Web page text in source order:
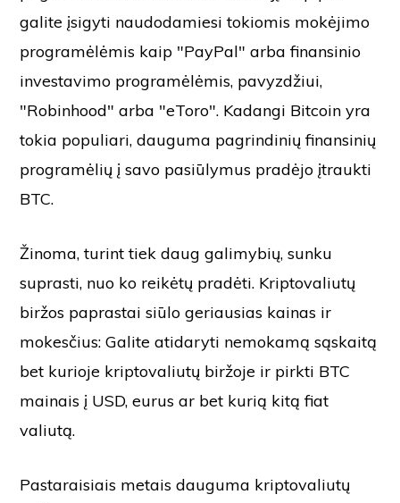
galite įsigyti naudodamiesi tokiomis mokėjimo
programėlėmis kaip "PayPal" arba finansinio
investavimo programėlėmis, pavyzdžiui,
"Robinhood" arba "eToro". Kadangi Bitcoin yra
tokia populiari, dauguma pagrindinių finansinių
programėlių į savo pasiūlymus pradėjo įtraukti
BTC.
Žinoma, turint tiek daug galimybių, sunku
suprasti, nuo ko reikėtų pradėti. Kriptovaliutų
biržos paprastai siūlo geriausias kainas ir
mokesčius: Galite atidaryti nemokamą sąskaitą
bet kurioje kriptovaliutų biržoje ir pirkti BTC
mainais į USD, eurus ar bet kurią kitą fiat
valiutą.
Pastaraisiais metais dauguma kriptovaliutų